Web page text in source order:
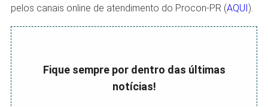
pelos canais online de atendimento do Procon-PR (AQUI).
Fique sempre por dentro das últimas
notícias!